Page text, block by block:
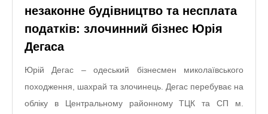
незаконне будівництво та несплата
податків: злочинний бізнес Юрія
Дегаса
Юрій Дегас – одеський бізнесмен миколаївського
походження, шахрай та злочинець. Дегас перебуває на
обліку в Центральному районному ТЦК та СП м.